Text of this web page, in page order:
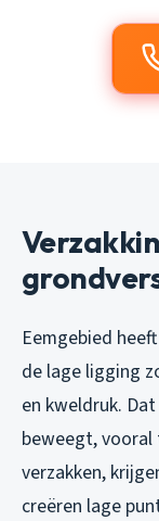
Eemgebied
de lage ligging
en kweldruk.
beweegt,
verzakken,
creëren lage